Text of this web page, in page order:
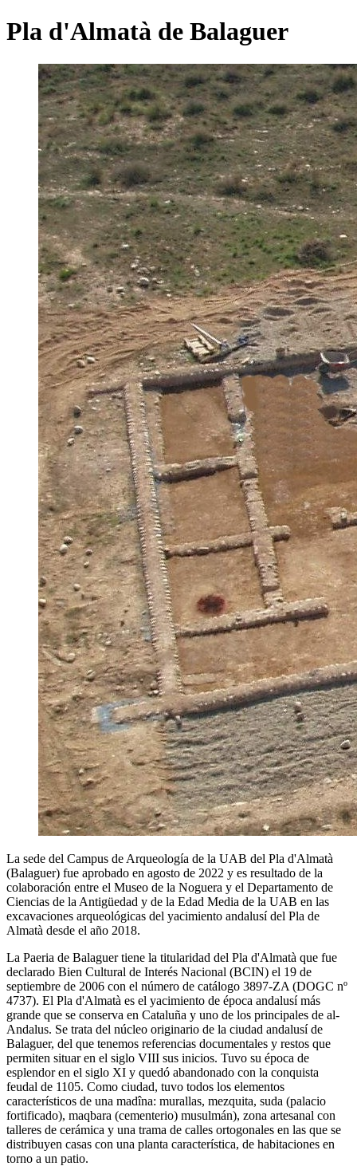
Pla d'Almatà de Balaguer
La sede del Campus de Arqueología de la UAB del Pla d'Almatà
(Balaguer) fue aprobado en agosto de 2022 y es resultado de la
colaboración entre el Museo de la Noguera y el Departamento de
Ciencias de la Antigüedad y de la Edad Media de la UAB en las
excavaciones arqueológicas del yacimiento andalusí del Pla de
Almatà desde el año 2018.
La Paeria de Balaguer tiene la titularidad del Pla d'Almatà que fue
declarado Bien Cultural de Interés Nacional (BCIN) el 19 de
septiembre de 2006 con el número de catálogo 3897-ZA (DOGC nº
4737). El Pla d'Almatà es el yacimiento de época andalusí más
grande que se conserva en Cataluña y uno de los principales de al-
Andalus. Se trata del núcleo originario de la ciudad andalusí de
Balaguer, del que tenemos referencias documentales y restos que
permiten situar en el siglo VIII sus inicios. Tuvo su época de
esplendor en el siglo XI y quedó abandonado con la conquista
feudal de 1105. Como ciudad, tuvo todos los elementos
característicos de una madîna: murallas, mezquita, suda (palacio
fortificado), maqbara (cementerio) musulmán), zona artesanal con
talleres de cerámica y una trama de calles ortogonales en las que se
distribuyen casas con una planta característica, de habitaciones en
torno a un patio.